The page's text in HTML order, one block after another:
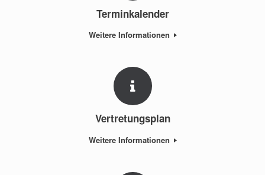
Terminkalender
Weitere Informationen
Vertretungsplan
Weitere Informationen